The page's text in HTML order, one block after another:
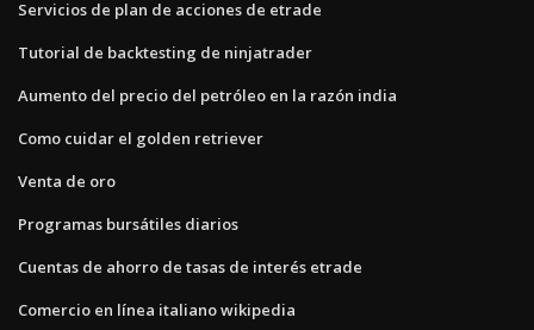
Servicios de plan de acciones de etrade
Tutorial de backtesting de ninjatrader
Aumento del precio del petróleo en la razón india
Como cuidar el golden retriever
Venta de oro
Programas bursátiles diarios
Cuentas de ahorro de tasas de interés etrade
Comercio en línea italiano wikipedia